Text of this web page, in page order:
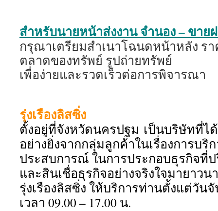
สำหรับนายหน้าส่งงาน จำนอง – ขาย
กรุณาเตรียมสำเนาโฉนดหน้าหลัง รา
ตลาดของทรัพย์ รูปถ่ายทรัพย์
เพื่อง่ายและรวดเร็วต่อการพิจารณา
รุ่งเรืองลิสซิ่ง
ตั้งอยู่ที่จังหวัดนครปฐม เป็นบริษัทที่ไ
อย่างยิ่งจากกลุ่มลูกค้าในเรื่องการบริ
ประสบการณ์ ในการประกอบธุรกิจที่
และสินเชื่อธุรกิจอย่างจริงใจมายาว
รุ่งเรืองลิสซิ่ง ให้บริการท่านตั้งแต่วัน
เวลา 09.00 – 17.00 น.